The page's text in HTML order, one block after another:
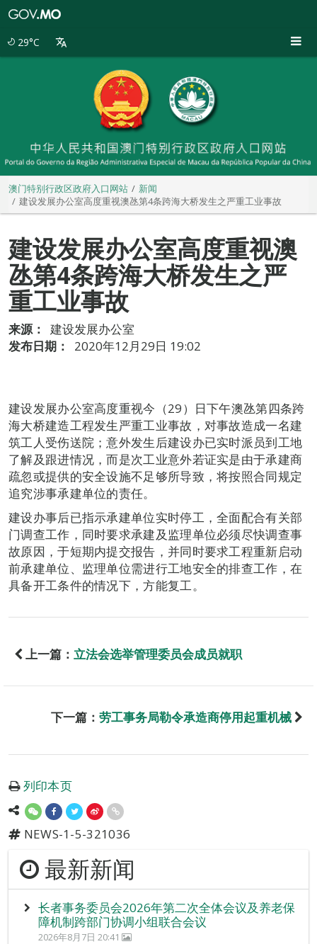
29°C
澳门特别行政区政府入口网站
新闻
建设发展办公室高度重视澳氹第4条跨海大桥发生之严重工业事故
建设发展办公室高度重视澳
氹第4条跨海大桥发生之严
重工业事故
来源：
建设发展办公室
发布日期：
2020年12月29日 19:02
建设发展办公室高度重视今（29）日下午澳氹第四条跨
海大桥建造工程发生严重工业事故，对事故造成一名建
筑工人受伤送院；意外发生后建设办已实时派员到工地
了解及跟进情况，而是次工业意外若证实是由于承建商
疏忽或提供的安全设施不足够所导致，将按照合同规定
追究涉事承建单位的责任。
建设办事后已指示承建单位实时停工，全面配合有关部
门调查工作，同时要求承建及监理单位必须尽快调查事
故原因，于短期内提交报告，并同时要求工程重新启动
前承建单位、监理单位需进行工地安全的排查工作，在
具备开工条件的情况下，方能复工。
上一篇： 立法会选举管理委员会成员就职
下一篇： 劳工事务局勒令承造商停用起重机械
列印本页
NEWS-1-5-321036
最新新闻
长者事务委员会2026年第二次全体会议及养老保
障机制跨部门协调小组联合会议
2026年8月7日 20:41